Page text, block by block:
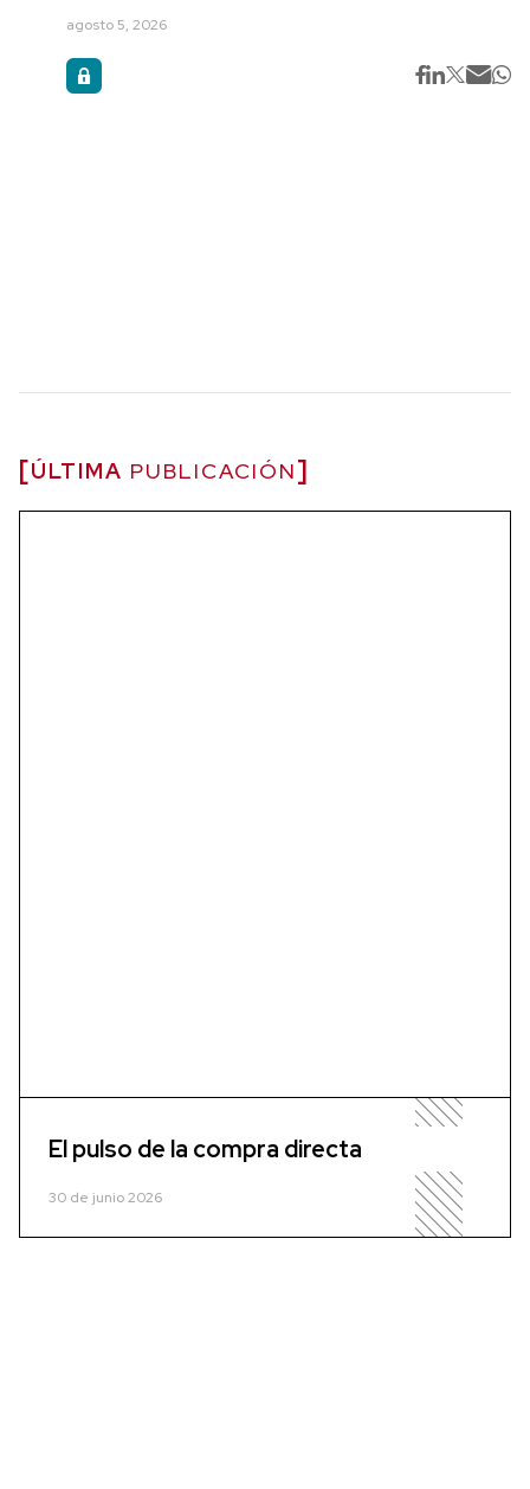
agosto 5, 2026
ÚLTIMA PUBLICACIÓN
El pulso de la compra directa
30 de junio 2026